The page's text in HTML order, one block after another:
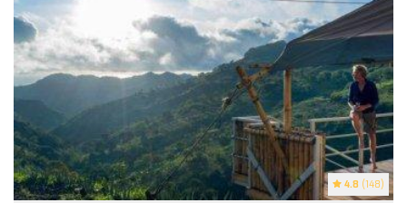
4.8 (148)